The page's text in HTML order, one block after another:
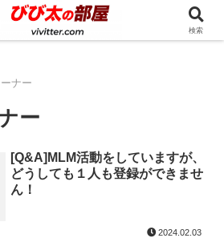
を一緒に起こしてみませんか？
ナー
ー
[Q&A]MLM活動をしていますが、
どうしても１人も登録ができませ
ん！
2024.02.03
検索